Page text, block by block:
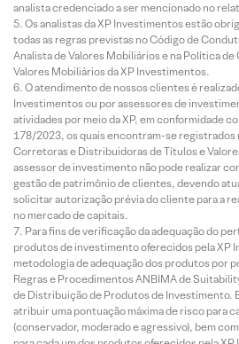
analista credenciado a ser mencionado no
Os analistas da XP Investimentos estão
todas as regras previstas no Código de
Analista de Valores Mobiliários e na Política
Valores Mobiliários da XP Investimentos.
O atendimento de nossos clientes é
Investimentos ou por assessores de
atividades por meio da XP, em conformidade
178/2023, os quais encontram-se registrados
Corretoras e Distribuidoras de Títulos e
assessor de investimento não pode realizar
gestão de patrimônio de clientes, devendo
solicitar autorização prévia do cliente para a
no mercado de capitais.
Para fins de verificação da adequação do
produtos de investimento oferecidos pela XP
metodologia de adequação dos produtos por
Regras e Procedimentos ANBIMA de
de Distribuição de Produtos de Investimento.
atribuir uma pontuação máxima de risco para
(conservador, moderado e agressivo), bem